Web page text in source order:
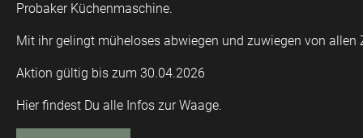
Probaker Küchenmaschine.
Mit ihr gelingt müheloses abwiegen und zuwiegen von allen
Aktion gültig bis zum 30.04.2026
Hier findest Du alle Infos zur Waage.